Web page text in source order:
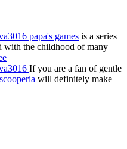
papa's games is a series
with the childhood of many
If you are a fan of gentle
will definitely make